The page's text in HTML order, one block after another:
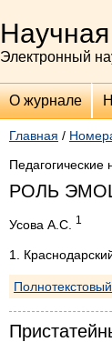
Электронный
О журнале
Главная /
Педагогические
РОЛЬ
Усова А.С. 1
1.